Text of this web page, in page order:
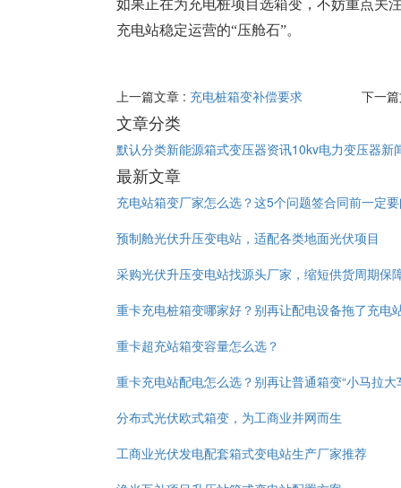
如果正在为充电桩项目选箱变，不妨重点
充电站稳定运营的“压舱石”。
上一篇文章 : 充电桩箱变补偿要求 下一
文章分类
默认分类新能源箱式变压器资讯10kv电力变压器新
最新文章
充电站箱变厂家怎么选？这5个问题签合同前一定
预制舱光伏升压变电站，适配各类地面光伏项目
采购光伏升压变电站找源头厂家，缩短供货周期保
重卡充电桩箱变哪家好？别再让配电设备拖了充电
重卡超充站箱变容量怎么选？
重卡充电站配电怎么选？别再让普通箱变“小马拉大
分布式光伏欧式箱变，为工商业并网而生
工商业光伏发电配套箱式变电站生产厂家推荐